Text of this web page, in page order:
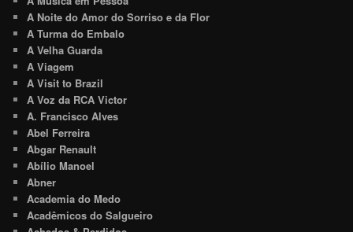
A Noite do Amor do Sorriso e da Flor
A Turma do Embalo
A Velha Guarda
A Viagem
A Visit to Brazil
A Voz da RCA Victor
A. Francisco Alves
Abel Ferreira
Abgar Renault
Abílio Manoel
Abner
Academia do Medo
Acadêmicos do Salgueiro